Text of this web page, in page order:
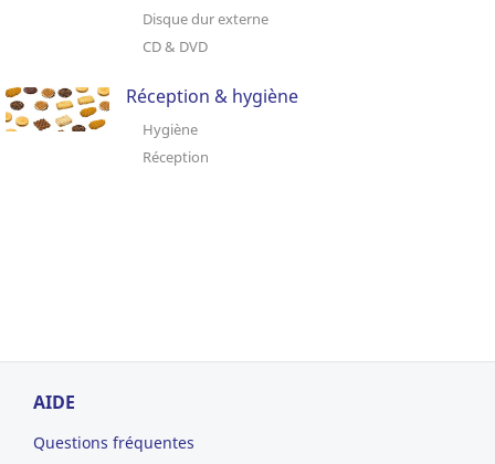
Disque dur externe
CD & DVD
Réception & hygiène
Hygiène
Réception
AIDE
Questions fréquentes